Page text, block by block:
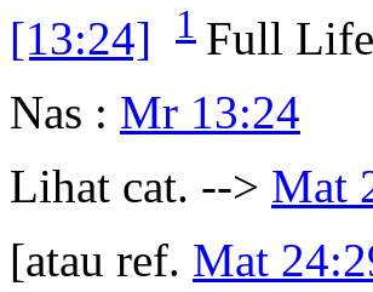
[13:24] 1 Full Life
Nas : Mr 13:24
Lihat cat. --> Mat
[atau ref. Mat